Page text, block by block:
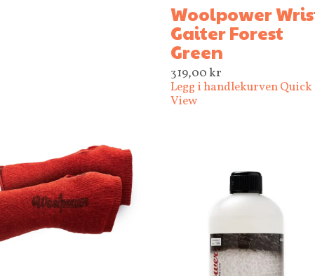
Woolpower
Gaiter Forest
Green
319,00kr
Legg i handlekurvenQuick
View